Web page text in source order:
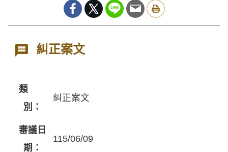
糾正案文
類
別：
糾正案文
審議日
期：
115/06/09